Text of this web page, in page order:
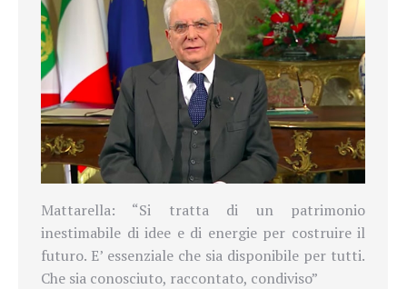
Mattarella: “Si tratta di un patrimonio
inestimabile di idee e di energie per costruire il
futuro. E’ essenziale che sia disponibile per tutti.
Che sia conosciuto, raccontato, condiviso”